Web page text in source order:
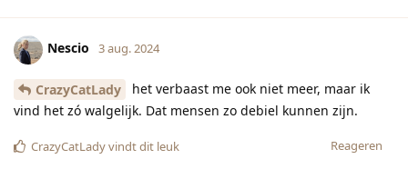
Nescio 3 aug. 2024
CrazyCatLady
het verbaast me ook niet meer, maar ik
vind het zó walgelijk. Dat mensen zo debiel kunnen zijn.
Reageren
CrazyCatLadyvindt dit leuk